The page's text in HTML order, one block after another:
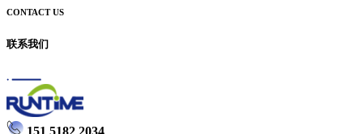
CONTACT US
联系我们